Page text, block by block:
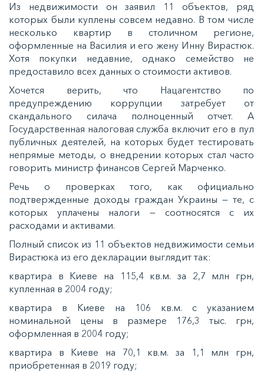
Из недвижимости он заявил 11 объектов, ряд
которых были куплены совсем недавно. В том числе
несколько квартир в столичном регионе,
оформленные на Василия и его жену Инну Вирастюк.
Хотя покупки недавние, однако семейство не
предоставило всех данных о стоимости активов.
Хочется верить, что Нацагентство по
предупреждению коррупции затребует от
скандального силача полноценный отчет. А
Государственная налоговая служба включит его в пул
публичных деятелей, на которых будет тестировать
непрямые методы, о внедрении которых стал часто
говорить министр финансов Сергей Марченко.
Речь о проверках того, как официально
подтвержденные доходы граждан Украины — те, с
которых уплачены налоги — соотносятся с их
расходами и активами.
Полный список из 11 объектов недвижимости семьи
Вирастюка из его декларации выглядит так:
квартира в Киеве на 115,4 кв.м. за 2,7 млн грн,
купленная в 2004 году;
квартира в Киеве на 106 кв.м. с указанием
номинальной цены в размере 176,3 тыс. грн,
оформленная в 2004 году;
квартира в Киеве на 70,1 кв.м. за 1,1 млн грн,
приобретенная в 2019 году;